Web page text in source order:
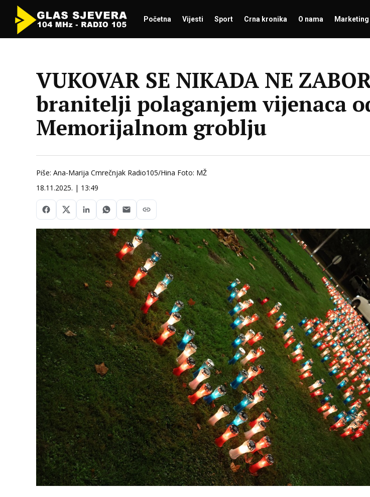
Početna Vijesti Sport Crna kronika O nama Marketing
VUKOVAR SE NIKADA NE
branitelji polaganjem vijenaca
Memorijalnom groblju
Piše: Ana-Marija Cmrečnjak Radio105/Hina Foto: MŽ
18.11.2025. | 13:49